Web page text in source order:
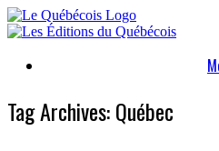
Skip
to
Tag Archives:Québec